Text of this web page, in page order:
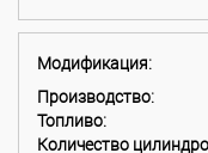
Модификация:
Производство:
Топливо:
Количество